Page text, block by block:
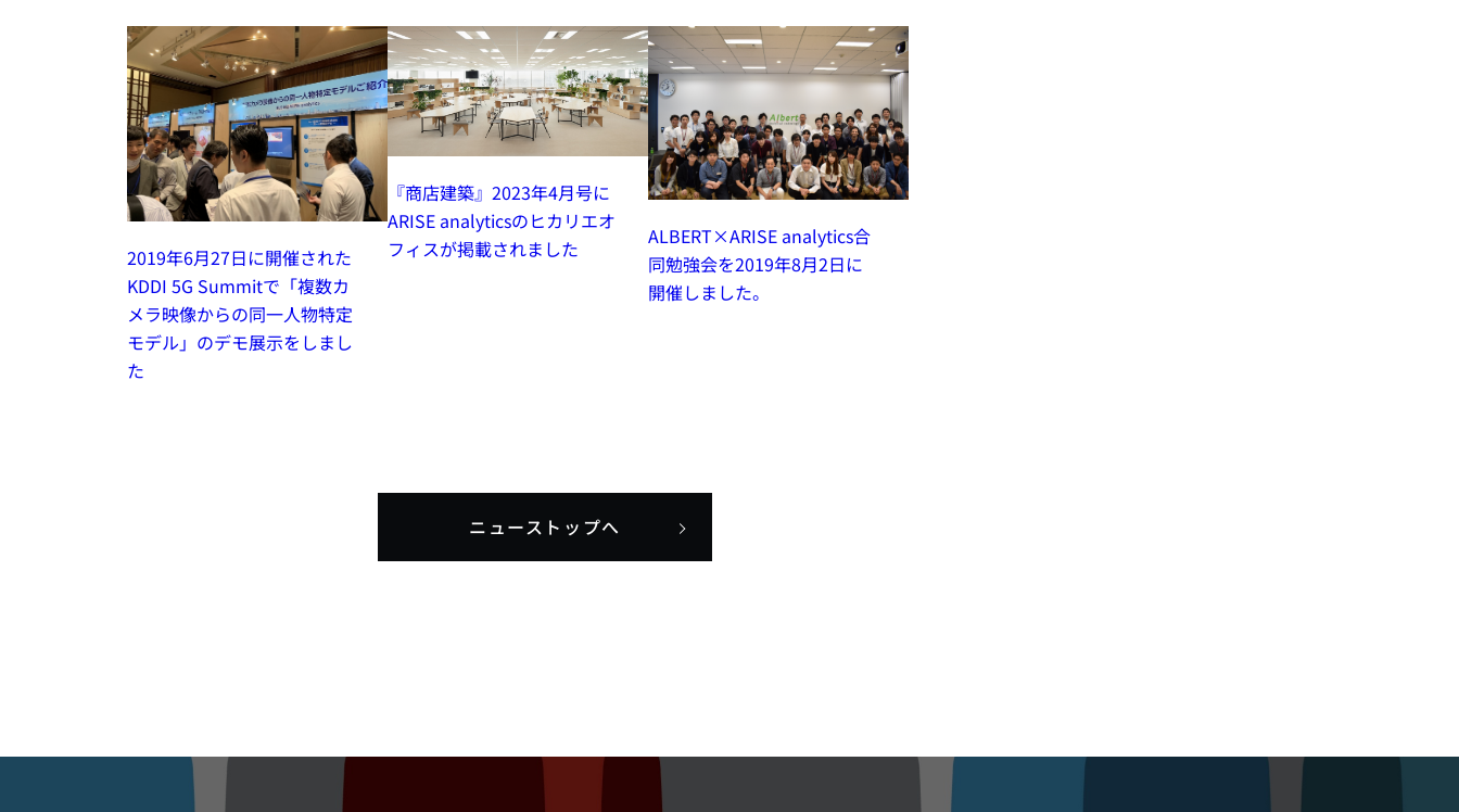
2019年6月27日に開催された
KDDI 5G Summitで「複数カ
メラ映像からの同一人物特定
モデル」のデモ展示をしまし
た
『商店建築』2023年4月号に
ARISE analyticsのヒカリエオ
フィスが掲載されました
ALBERT×ARISE analytics合
同勉強会を2019年8月2日に
開催しました。
ニューストップへ